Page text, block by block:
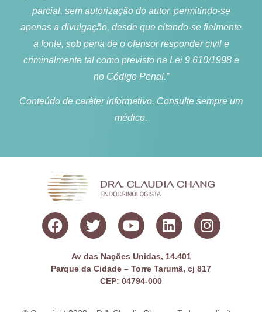
parcial, sem autorização do autor, permitindo-se
apenas a divulgação, desde que citando-se fielmente
a fonte, sob pena de o ofensor responder civil e
criminalmente tal como previsto na Lei 9.610/1998 e
no Código Penal.”
Conteúdo de caráter informativo. Consulte sempre um
médico.
Av das Nações Unidas, 14.401
Parque da Cidade – Torre Tarumã, cj 817
CEP: 04794-000